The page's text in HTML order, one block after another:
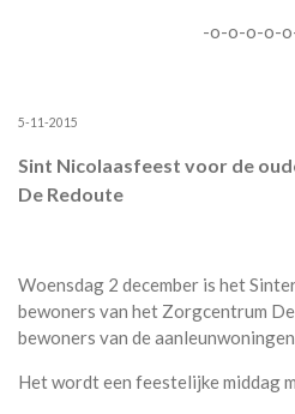
-o-o-o-o-
5-11-2015
Sint Nicolaasfeest voor de
De Redoute
Woensdag 2 december is het
bewoners van het Zorgcentrum
bewoners van de
Het wordt een feestelijke middag